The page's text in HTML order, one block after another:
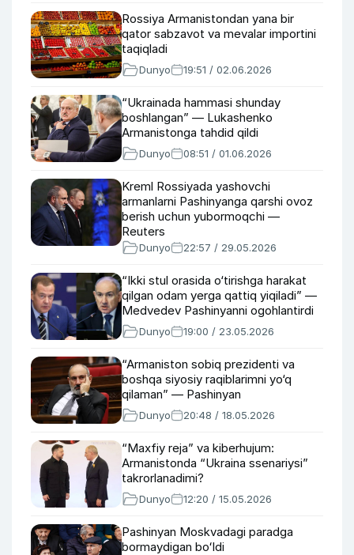
Rossiya Armanistondan yana bir
qator sabzavot va mevalar importini
taqiqladi
Dunyo 19:51 / 02.06.2026
“Ukrainada hammasi shunday
boshlangan” — Lukashenko
Armanistonga tahdid qildi
Dunyo 08:51 / 01.06.2026
Kreml Rossiyada yashovchi
armanlarni Pashinyanga qarshi ovoz
berish uchun yubormoqchi —
Reuters
Dunyo 22:57 / 29.05.2026
“Ikki stul orasida o‘tirishga harakat
qilgan odam yerga qattiq yiqiladi” —
Medvedev Pashinyanni ogohlantirdi
Dunyo 19:00 / 23.05.2026
“Armaniston sobiq prezidenti va
boshqa siyosiy raqiblarimni yo‘q
qilaman” — Pashinyan
Dunyo 20:48 / 18.05.2026
“Maxfiy reja” va kiberhujum:
Armanistonda “Ukraina ssenariysi”
takrorlanadimi?
Dunyo 12:20 / 15.05.2026
Pashinyan Moskvadagi paradga
bormaydigan boʻldi